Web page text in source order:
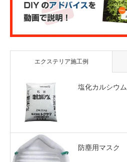
エクステリア施工例
塩化カルシウム
防塵用マスク